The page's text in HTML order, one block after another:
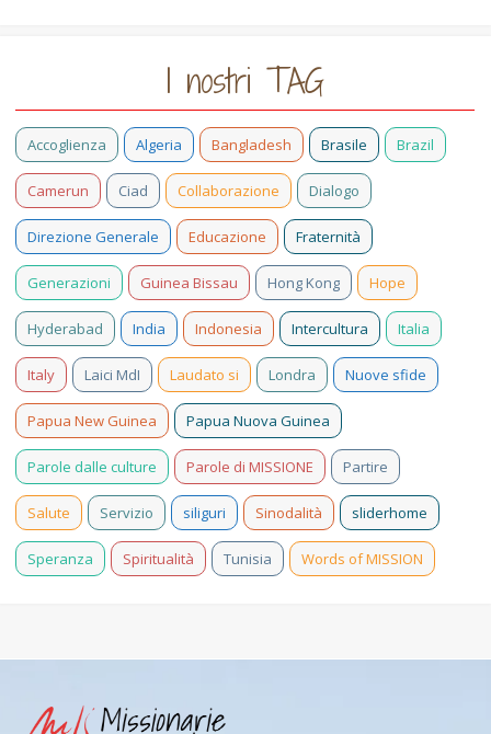
I nostri TAG
Accoglienza Algeria Bangladesh Brasile Brazil
Camerun Ciad Collaborazione Dialogo
Direzione Generale Educazione Fraternità
Generazioni Guinea Bissau Hong Kong Hope
Hyderabad India Indonesia Intercultura Italia
Italy Laici MdI Laudato si Londra Nuove sfide
Papua New Guinea Papua Nuova Guinea
Parole dalle culture Parole di MISSIONE Partire
Salute Servizio siliguri Sinodalità sliderhome
Speranza Spiritualità Tunisia Words of MISSION